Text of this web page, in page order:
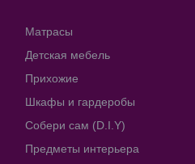
Матрасы
Детская мебель
Прихожие
Шкафы и гардеробы
Собери сам (D.I.Y)
Предметы интерьера